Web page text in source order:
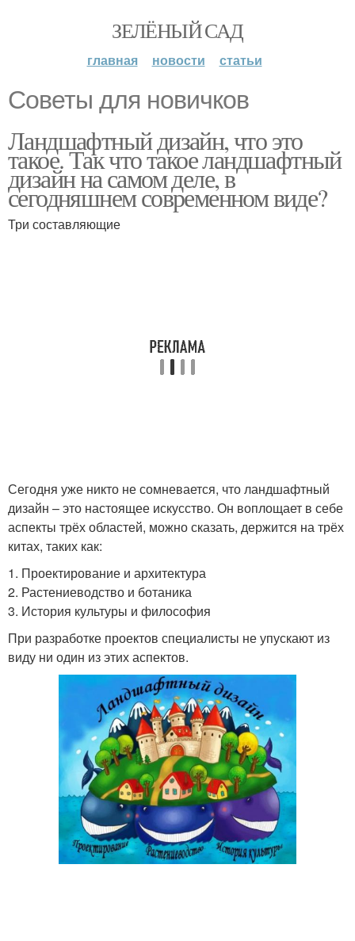
ЗЕЛЁНЫЙ САД
главная новости статьи
Советы для новичков
Ландшафтный дизайн, что это
такое. Так что такое ландшафтный
дизайн на самом деле, в
сегодняшнем современном виде?
Три составляющие
Сегодня уже никто не сомневается, что ландшафтный
дизайн – это настоящее искусство. Он воплощает в себе
аспекты трёх областей, можно сказать, держится на трёх
китах, таких как:
1. Проектирование и архитектура
2. Растениеводство и ботаника
3. История культуры и философия
При разработке проектов специалисты не упускают из
виду ни один из этих аспектов.